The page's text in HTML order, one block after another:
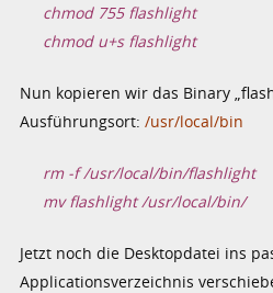
chmod 755 flashlight
chmod u+s flashlight
Nun kopieren wir das Binary
Ausführungsort:/usr/local/bin
rm -f /usr/local/bin/flashlight
mv flashlight /usr/local/bin/
Jetzt noch die Desktopdatei ins
Applicationsverzeichnis